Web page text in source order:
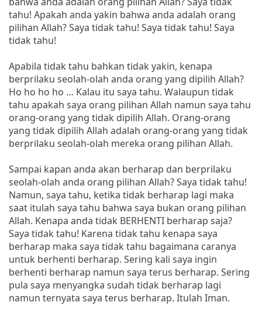
tahu! Apakah anda yakin bahwa anda adalah orang
pilihan Allah? Saya tidak tahu! Saya tidak tahu! Saya
tidak tahu!
Apabila tidak tahu bahkan tidak yakin, kenapa
berprilaku seolah-olah anda orang yang dipilih Allah?
Ho ho ho ho … Kalau itu saya tahu. Walaupun tidak
tahu apakah saya orang pilihan Allah namun saya tahu
orang-orang yang tidak dipilih Allah. Orang-orang
yang tidak dipilih Allah adalah orang-orang yang tidak
berprilaku seolah-olah mereka orang pilihan Allah.
Sampai kapan anda akan berharap dan berprilaku
seolah-olah anda orang pilihan Allah? Saya tidak tahu!
Namun, saya tahu, ketika tidak berharap lagi maka
saat itulah saya tahu bahwa saya bukan orang pilihan
Allah. Kenapa anda tidak BERHENTI berharap saja?
Saya tidak tahu! Karena tidak tahu kenapa saya
berharap maka saya tidak tahu bagaimana caranya
untuk berhenti berharap. Sering kali saya ingin
berhenti berharap namun saya terus berharap. Sering
pula saya menyangka sudah tidak berharap lagi
namun ternyata saya terus berharap. Itulah Iman.